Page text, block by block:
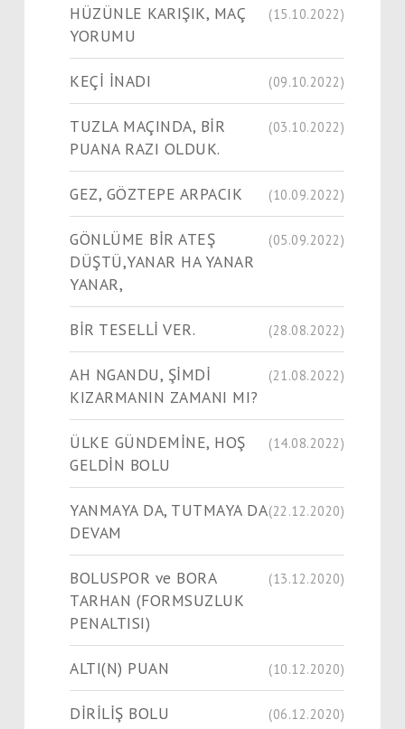
HÜZÜNLE KARIŞIK, MAÇ
YORUMU
(15.10.2022)
KEÇİ İNADI (09.10.2022)
TUZLA MAÇINDA, BİR
PUANA RAZI OLDUK.
(03.10.2022)
GEZ, GÖZTEPE ARPACIK (10.09.2022)
GÖNLÜME BİR ATEŞ
DÜŞTÜ,YANAR HA YANAR
YANAR,
(05.09.2022)
BİR TESELLİ VER. (28.08.2022)
AH NGANDU, ŞİMDİ
KIZARMANIN ZAMANI MI?
(21.08.2022)
ÜLKE GÜNDEMİNE, HOŞ
GELDİN BOLU
(14.08.2022)
YANMAYA DA, TUTMAYA DA
DEVAM
(22.12.2020)
BOLUSPOR ve BORA
TARHAN (FORMSUZLUK
PENALTISI)
(13.12.2020)
ALTI(N) PUAN (10.12.2020)
DİRİLİŞ BOLU (06.12.2020)